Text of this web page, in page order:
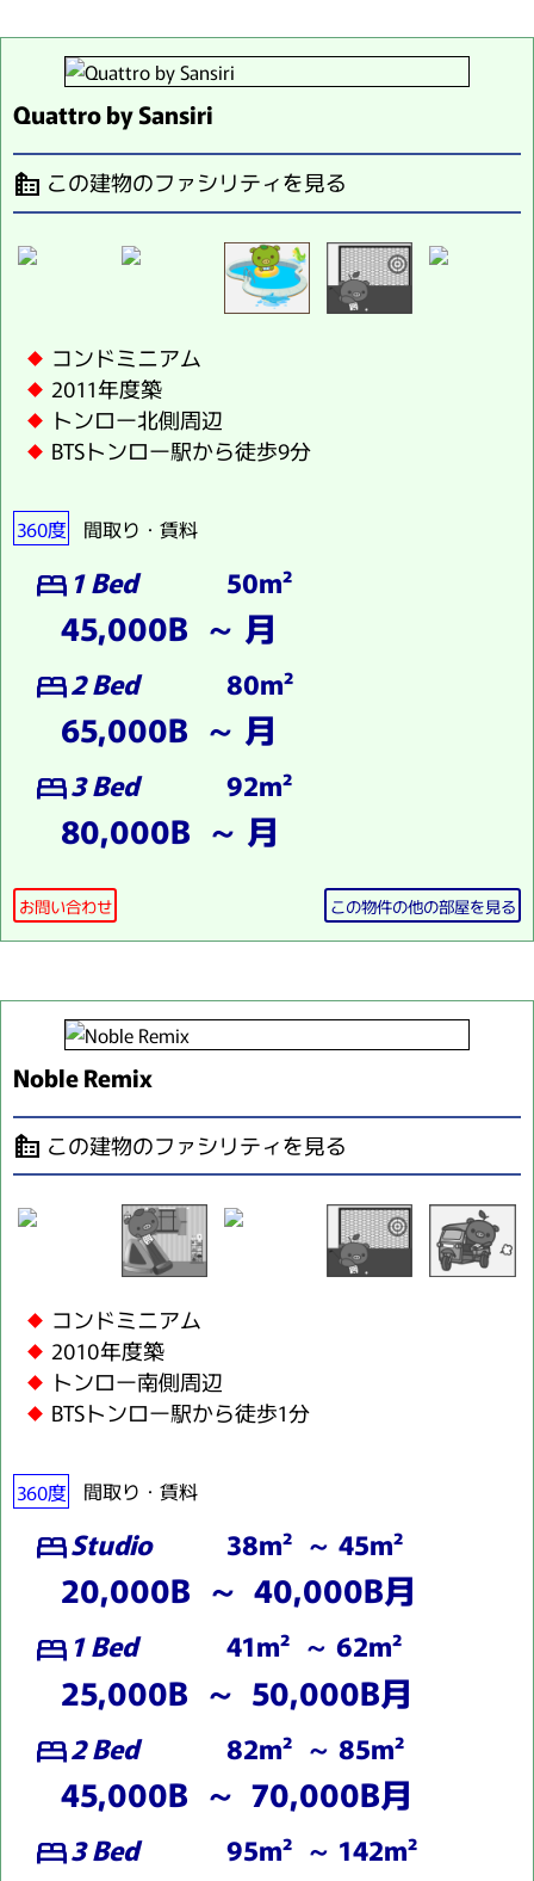
Quattro by Sansiri
source_environment この建物のファシリティを見る
コンドミニアム
2011年度築
トンロー北側周辺
BTSトンロー駅から徒歩9分
360度 間取り・賃料
bed 1 Bed 50m²
45,000B ～ 月
bed2 Bed 80m²
65,000B ～ 月
bed3 Bed 92m²
80,000B ～ 月
お問い合わせ この物件の他の部屋を見る
Noble Remix
source_environment この建物のファシリティを見る
コンドミニアム
2010年度築
トンロー南側周辺
BTSトンロー駅から徒歩1分
360度 間取り・賃料
bedStudio 38m² ～ 45m²
20,000B ～ 40,000B月
bed 1 Bed 41m² ～ 62m²
25,000B ～ 50,000B月
bed2 Bed 82m² ～ 85m²
45,000B ～ 70,000B月
bed3 Bed 95m² ～ 142m²